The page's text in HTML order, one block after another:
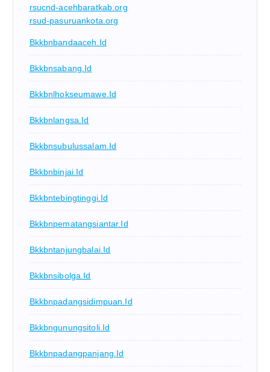
rsucnd-acehbaratkab.org
rsud-pasuruankota.org
Bkkbnbandaaceh.id
Bkkbnsabang.id
Bkkbnlhokseumawe.id
Bkkbnlangsa.id
Bkkbnsubulussalam.id
Bkkbnbinjai.id
Bkkbntebingtinggi.id
Bkkbnpematangsiantar.id
Bkkbntanjungbalai.id
Bkkbnsibolga.id
Bkkbnpadangsidimpuan.id
Bkkbngunungsitoli.id
Bkkbnpadangpanjang.id